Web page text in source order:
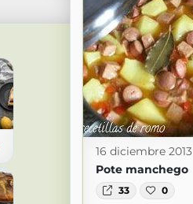
16 diciembre 2013
Pote manchego
33 0